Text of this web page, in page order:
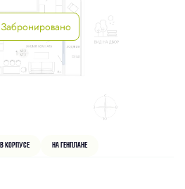
Забронировано
В корпусе На генплане